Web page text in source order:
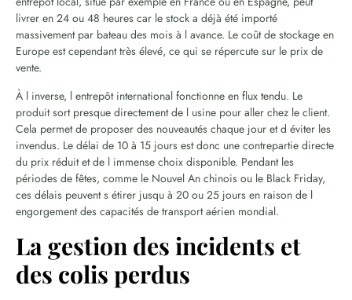
livrer en 24 ou 48 heures car le stock a déjà été importé
massivement par bateau des mois à l avance. Le coût de stockage en
Europe est cependant très élevé, ce qui se répercute sur le prix de
vente.
À l inverse, l entrepôt international fonctionne en flux tendu. Le
produit sort presque directement de l usine pour aller chez le client.
Cela permet de proposer des nouveautés chaque jour et d éviter les
invendus. Le délai de 10 à 15 jours est donc une contrepartie directe
du prix réduit et de l immense choix disponible. Pendant les
périodes de fêtes, comme le Nouvel An chinois ou le Black Friday,
ces délais peuvent s étirer jusqu à 20 ou 25 jours en raison de l
engorgement des capacités de transport aérien mondial.
La gestion des incidents et
des colis perdus